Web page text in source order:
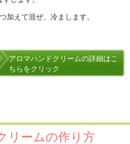
えて混ぜ、冷まします。
アロマハンドクリームの詳細はこ
ちらをクリック
リームの作り方